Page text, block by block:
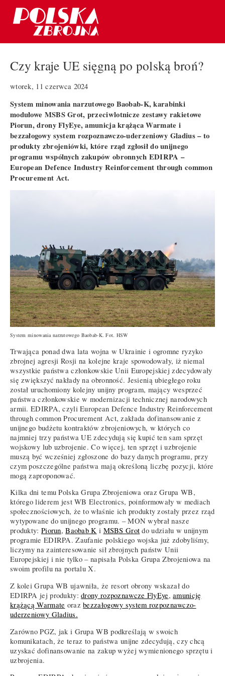
Czy kraje UE sięgną po polską broń?
wtorek, 11 czerwca 2024
System minowania narzutowego Baobab-K, karabinki
modułowe MSBS Grot, przeciwlotnicze zestawy rakietowe
Piorun, drony FlyEye, amunicja krążąca Warmate i
bezzałogowy system rozpoznawczo-uderzeniowy Gladius – to
produkty zbrojeniówki, które rząd zgłosił do unijnego
programu wspólnych zakupów obronnych EDIRPA –
European Defence Industry Reinforcement through common
Procurement Act.
System minowania narzutowego Baobab-K. Fot. HSW
Trwająca ponad dwa lata wojna w Ukrainie i ogromne ryzyko
zbrojnej agresji Rosji na kolejne kraje spowodowały, iż niemal
wszystkie państwa członkowskie Unii Europejskiej zdecydowały
się zwiększyć nakłady na obronność. Jesienią ubiegłego roku
został uruchomiony kolejny unijny program, mający wesprzeć
państwa członkowskie w modernizacji technicznej narodowych
armii. EDIRPA, czyli European Defence Industry Reinforcement
through common Procurement Act, zakłada dofinansowanie z
unijnego budżetu kontraktów zbrojeniowych, w których co
najmniej trzy państwa UE zdecydują się kupić ten sam sprzęt
wojskowy lub uzbrojenie. Co więcej, ten sprzęt i uzbrojenie
muszą być wcześniej zgłoszone do bazy danych programu, przy
czym poszczególne państwa mają określoną liczbę pozycji, które
mogą zaproponować.
Kilka dni temu Polska Grupa Zbrojeniowa oraz Grupa WB,
którego liderem jest WB Electronics, poinformowały w mediach
społecznościowych, że to właśnie ich produkty zostały przez rząd
wytypowane do unijnego programu. – MON wybrał nasze
produkty: Piorun,Baobab K i MSBS Grot do udziału w unijnym
programie EDIRPA. Zaufanie polskiego wojska już zdobyliśmy,
liczymy na zainteresowanie sił zbrojnych państw Unii
Europejskiej i nie tylko – napisała Polska Grupa Zbrojeniowa na
swoim profilu na portalu X.
Z kolei Grupa WB ujawniła, że resort obrony wskazał do
EDIRPA jej produkty:drony rozpoznawcze FlyEye,amunicję
krążącą Warmate orazbezzałogowy system rozpoznawczo-
uderzeniowy Gladius.
Zarówno PGZ, jak i Grupa WB podkreślają w swoich
komunikatach, że teraz to państwa unijne zdecydują, czy chcą
uzyskać dofinansowanie na zakup wyżej wymienionego sprzętu i
uzbrojenia.